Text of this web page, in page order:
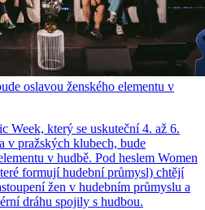
oslavou ženského elementu v
Week, který se uskuteční 4. až 6.
v pražských klubech, bude
v hudbě. Pod heslem Women
formují hudební průmysl) chtějí
žen v hudebním průmyslu a
dráhu spojily s hudbou.